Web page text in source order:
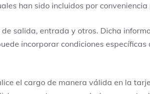
han sido incluidos por
salida, entrada y otros. Dicha
incorporar condiciones
el cargo de manera válida en la